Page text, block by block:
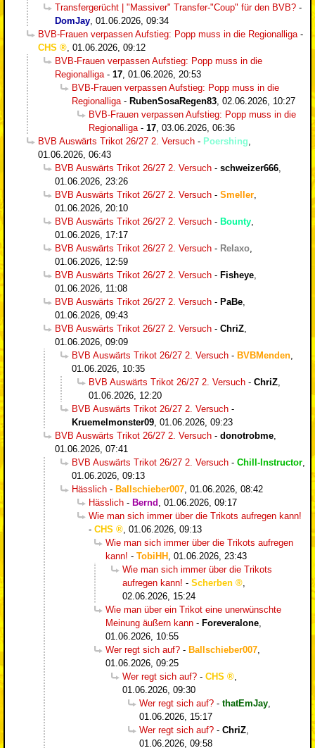
Transfergerücht | "Massiver" Transfer-"Coup" für den BVB? -
DomJay 01.06.2026, 09:34
BVB-Frauen verpassen Aufstieg: Popp muss in die Regionalliga -
CHS
01.06.2026, 09:12
BVB-Frauen verpassen Aufstieg: Popp muss in die
Regionalliga - 17 01.06.2026, 20:53
BVB-Frauen verpassen Aufstieg: Popp muss in die
Regionalliga - RubenSosaRegen83 02.06.2026, 10:27
BVB-Frauen verpassen Aufstieg: Popp muss in die
Regionalliga - 17 03.06.2026, 06:36
BVB Auswärts Trikot 26/27 2. Versuch - Poershing
01.06.2026, 06:43
BVB Auswärts Trikot 26/27 2. Versuch - schweizer666
01.06.2026, 23:26
BVB Auswärts Trikot 26/27 2. Versuch - Smeller
01.06.2026, 20:10
BVB Auswärts Trikot 26/27 2. Versuch - Bounty
01.06.2026, 17:17
BVB Auswärts Trikot 26/27 2. Versuch - Relaxo
01.06.2026, 12:59
BVB Auswärts Trikot 26/27 2. Versuch - Fisheye
01.06.2026, 11:08
BVB Auswärts Trikot 26/27 2. Versuch - PaBe
01.06.2026, 09:43
BVB Auswärts Trikot 26/27 2. Versuch - ChriZ
01.06.2026, 09:09
BVB Auswärts Trikot 26/27 2. Versuch - BVBMenden
01.06.2026, 10:35
BVB Auswärts Trikot 26/27 2. Versuch - ChriZ
01.06.2026, 12:20
BVB Auswärts Trikot 26/27 2. Versuch -
Kruemelmonster09 01.06.2026, 09:23
BVB Auswärts Trikot 26/27 2. Versuch - donotrobme
01.06.2026, 07:41
BVB Auswärts Trikot 26/27 2. Versuch - Chill-Instructor
01.06.2026, 09:13
Hässlich - Ballschieber007 01.06.2026, 08:42
Hässlich - Bernd
01.06.2026, 09:17
Wie man sich immer über die Trikots aufregen kann!
- CHS
01.06.2026, 09:13
Wie man sich immer über die Trikots aufregen
kann! - TobiHH
01.06.2026, 23:43
Wie man sich immer über die Trikots
aufregen kann! - Scherben
02.06.2026, 15:24
Wie man über ein Trikot eine unerwünschte
Meinung äußern kann - Foreveralone
01.06.2026, 10:55
Wer regt sich auf? - Ballschieber007
01.06.2026, 09:25
Wer regt sich auf? - CHS
01.06.2026, 09:30
Wer regt sich auf? - thatEmJay
01.06.2026, 15:17
Wer regt sich auf? - ChriZ
01.06.2026, 09:58